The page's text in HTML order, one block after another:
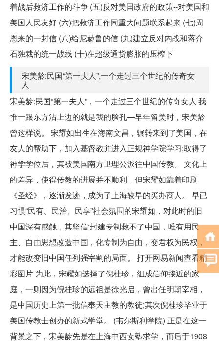
着战后救济工作的斗争 (五)反对美国政府的政策--对美国和
美国人民友好 (六)把救济工作同重大问题联系起来 (七)周
恩来的一封信 (八)给尼赫鲁的信 (九)建立反对内战和蒋介
石独裁的统一战线 (十)在超级通货膨胀的压榨下
宋美龄:民国“第一夫人”,一个走过三个世纪的传奇女
人
宋美龄:民国“第一夫人”，一个走过三个世纪的传奇女人 我
惟一跟东方沾上边的就是我的脸孔—早年留美时，宋美龄
曾这样说。 宋耀如出生在海南文昌，辗转来到了美国，在
友人的帮助下，加入基督教并进入正规神学院学习;取得了
神学学位后，其被美国南方卫理公派往中国传教。 文化上
的差异，使得传教的进展并不顺利，但宋耀如靠着印刷
《圣经》，逐渐发迹，成为了上海较早的买办商人。 早已
习惯“民有、民治、民享”社会氛围的宋耀如，对此时的旧
中国深有感触，其坚信:封建专制救不了中国，唯有用民
主、自由思想改造中国，化专制为自由，变君权为民权，
才能改变旧中国任列强宰割的局面。 打开网易新闻查看精
彩图片 为此，宋耀如选择了倪桂珍，组成信仰接近的家
庭，一则因为倪桂珍的远祖是徐光启，曾出任明朝宰相，
是中国历史上第一批信奉天主教的教徒;其次倪桂珍毕业于
美国传教士创办的新式学堂。 (韦尔斯利学院) 正是在这一
背景之下，宋美龄先是在上海中西女塾求学，而后于1908